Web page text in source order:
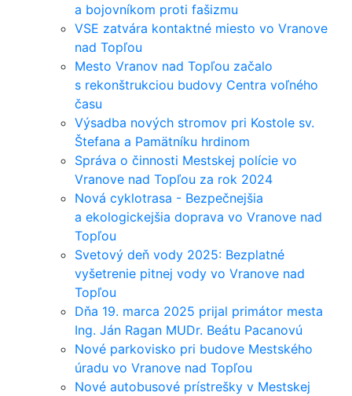
a bojovníkom proti fašizmu
VSE zatvára kontaktné miesto vo Vranove
nad Topľou
Mesto Vranov nad Topľou začalo
s rekonštrukciou budovy Centra voľného
času
Výsadba nových stromov pri Kostole sv.
Štefana a Pamätníku hrdinom
Správa o činnosti Mestskej polície vo
Vranove nad Topľou za rok 2024
Nová cyklotrasa - Bezpečnejšia
a ekologickejšia doprava vo Vranove nad
Topľou
Svetový deň vody 2025: Bezplatné
vyšetrenie pitnej vody vo Vranove nad
Topľou
Dňa 19. marca 2025 prijal primátor mesta
Ing. Ján Ragan MUDr. Beátu Pacanovú
Nové parkovisko pri budove Mestského
úradu vo Vranove nad Topľou
Nové autobusové prístrešky v Mestskej